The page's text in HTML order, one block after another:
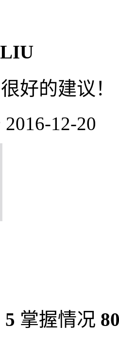
很好的建议！
12-20
5 掌握情况